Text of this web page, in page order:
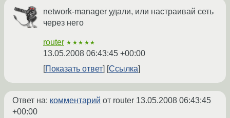
network-manager удали, или настраивай сеть
через него
router ★★★★★
13.05.2008 06:43:45 +00:00
Показать ответ
Ссылка
Ответ на: комментарий от router 13.05.2008 06:43:45
+00:00